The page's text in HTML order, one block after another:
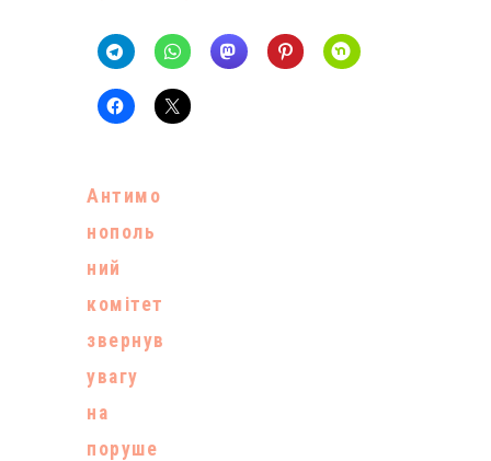
Антимо
нополь
ний
комітет
звернув
увагу
на
поруше